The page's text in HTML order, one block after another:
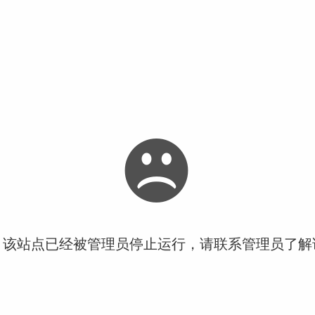
站点已经被管理员停止运行，请联系管理员了